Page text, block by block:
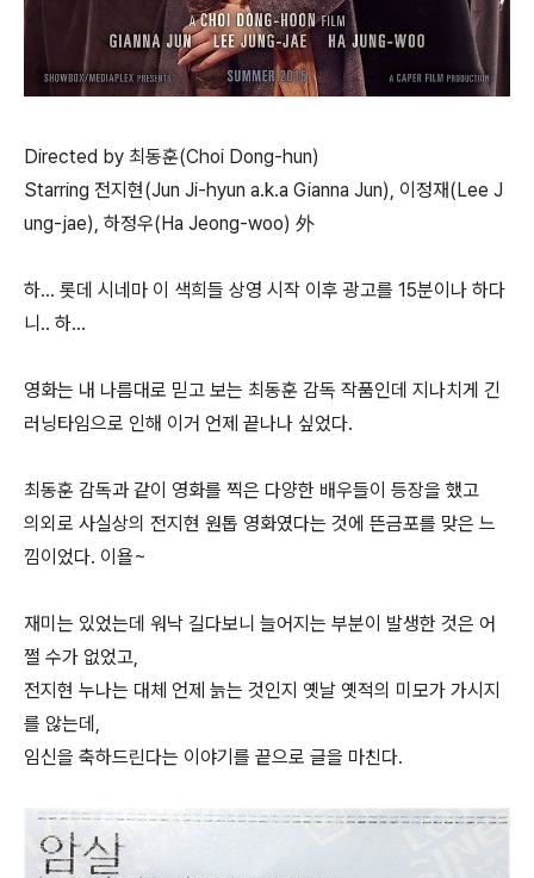
Directed by 최동훈(Choi Dong-hun)
Starring 전지현(Jun Ji-hyun a.k.a Gianna Jun), 이정재(Lee J
ung-jae), 하정우(Ha Jeong-woo) 外
하... 롯데 시네마 이 색희들 상영 시작 이후 광고를 15분이나 하다
니.. 하...
영화는 내 나름대로 믿고 보는 최동훈 감독 작품인데 지나치게 긴
러닝타임으로 인해 이거 언제 끝나나 싶었다.
최동훈 감독과 같이 영화를 찍은 다양한 배우들이 등장을 했고
의외로 사실상의 전지현 원톱 영화였다는 것에 뜬금포를 맞은 느
낌이었다. 이욜~
재미는 있었는데 워낙 길다보니 늘어지는 부분이 발생한 것은 어
쩔 수가 없었고,
전지현 누나는 대체 언제 늙는 것인지 옛날 옛적의 미모가 가시지
를 않는데,
임신을 축하드린다는 이야기를 끝으로 글을 마친다.